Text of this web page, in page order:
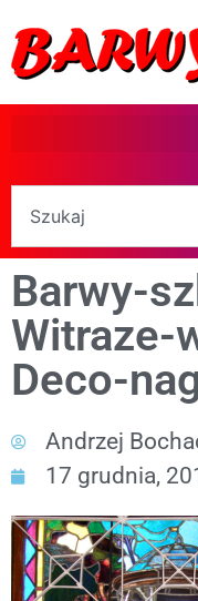
Barwy-
Witraze-
Deco-
Andrzej
17 grudnia,